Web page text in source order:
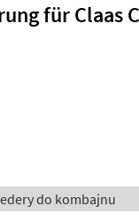
für Claas
do kombajnu